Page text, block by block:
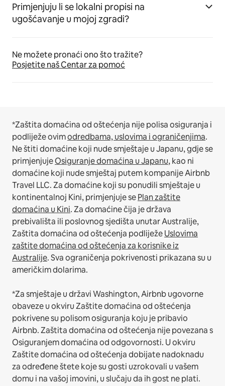
Primjenjuju li se lokalni propisi na
ugošćavanje u mojoj zgradi?
Ne možete pronaći ono što tražite?
Posjetite naš Centar za pomoć
*Zaštita domaćina od oštećenja nije polisa osiguranja i
podliježe ovimodredbama, uslovima i ograničenjima.
Ne štiti domaćine koji nude smještaje u Japanu, gdje se
primjenjujeOsiguranje domaćina u Japanu, kao ni
domaćine koji nude smještaj putem kompanije Airbnb
Travel LLC.Za domaćine koji su ponudili smještaje u
kontinentalnoj Kini, primjenjuje sePlan zaštite
domaćina u Kini.Za domaćine čija je država
prebivališta ili poslovnog sjedišta unutar Australije,
Zaštita domaćina od oštećenja podliježeUslovima
zaštite domaćina od oštećenja za korisnike iz
Australije. Sva ograničenja pokrivenosti prikazana su u
američkim dolarima.
*Za smještaje u državi Washington, Airbnb ugovorne
obaveze u okviru Zaštite domaćina od oštećenja
pokrivene su polisom osiguranja koju je pribavio
Airbnb. Zaštita domaćina od oštećenja nije povezana s
Osiguranjem domaćina od odgovornosti. U okviru
Zaštite domaćina od oštećenja dobijate nadoknadu
za određene štete koje su gosti uzrokovali u vašem
domu i na vašoj imovini, u slučaju da ih gost ne plati.